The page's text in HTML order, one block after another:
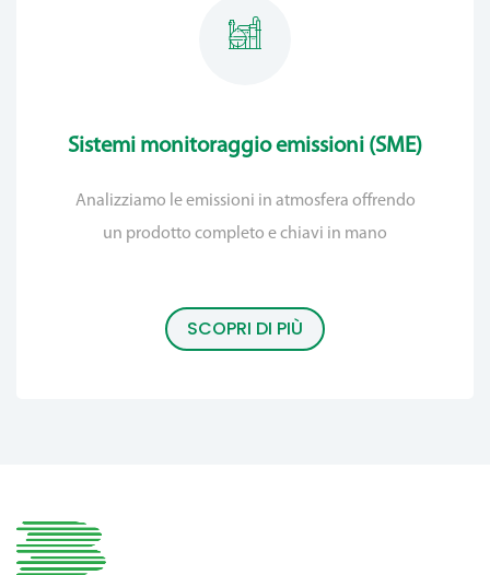
Sistemi monitoraggio emissioni (SME)
Analizziamo le emissioni in atmosfera offrendo
un prodotto completo e chiavi in mano
SCOPRI DI PIÙ